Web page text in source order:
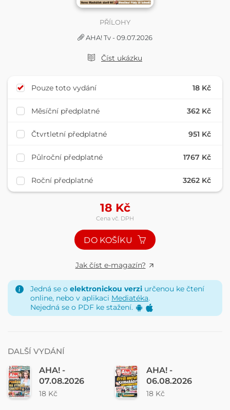
PŘÍLOHY
AHA! Tv - 09.07.2026
Číst ukázku
Pouze toto vydání 18 Kč
Měsíční předplatné 362 Kč
Čtvrtletní předplatné 951 Kč
Půlroční předplatné 1767 Kč
Roční předplatné 3262 Kč
18 Kč
Cena vč. DPH
DO KOŠÍKU
Jak číst e-magazín?
Jedná se o elektronickou verzi určenou ke čtení
online, nebo v aplikaci Mediatéka.
Nejedná se o PDF ke stažení.
DALŠÍ VYDÁNÍ
AHA! -
07.08.2026
18 Kč
AHA! -
06.08.2026
18 Kč